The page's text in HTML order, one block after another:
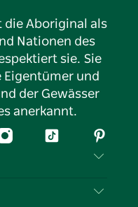
die Aboriginal als
Nationen des
sie. Sie
und
der Gewässer
anerkannt.
InstagramTikTok